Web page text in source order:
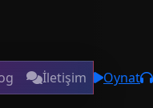
İletişim Oynat